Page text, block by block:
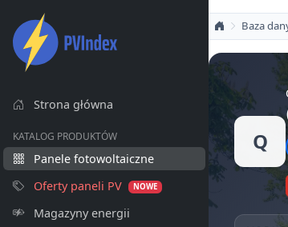
Strona główna
KATALOG PRODUKTÓW
Panele fotowoltaiczne
Oferty paneli PV
NOWE
Magazyny energii
Baza
Q